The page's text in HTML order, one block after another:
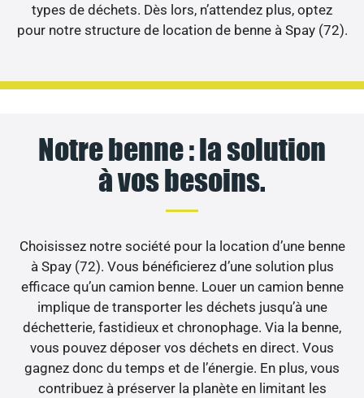
types de déchets. Dès lors, n’attendez plus, optez
pour notre structure de location de benne à Spay (72).
Notre benne : la solution
à vos besoins.
Choisissez notre société pour la location d’une benne
à Spay (72). Vous bénéficierez d’une solution plus
efficace qu’un camion benne. Louer un camion benne
implique de transporter les déchets jusqu’à une
déchetterie, fastidieux et chronophage. Via la benne,
vous pouvez déposer vos déchets en direct. Vous
gagnez donc du temps et de l’énergie. En plus, vous
contribuez à préserver la planète en limitant les